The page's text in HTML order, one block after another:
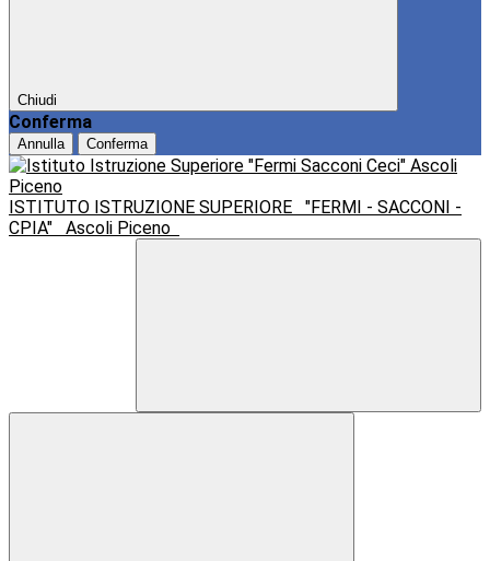
Chiudi
Conferma
Annulla Conferma
ISTITUTO ISTRUZIONE SUPERIORE
"FERMI - SACCONI -
CPIA"
Ascoli Piceno